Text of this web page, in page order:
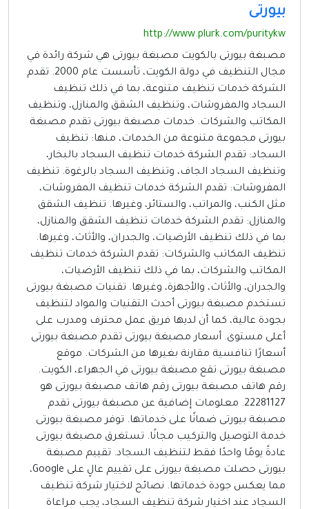
بيورتى
http://www.plurk.com/puritykw
مصبغة بيورتى بالكويت مصبغة بيورتى هي شركة رائدة في
مجال التنظيف في دولة الكويت، تأسست عام 2000. تقدم
الشركة خدمات تنظيف متنوعة، بما في ذلك تنظيف
السجاد والمفروشات، وتنظيف الشقق والمنازل، وتنظيف
المكاتب والشركات. خدمات مصبغة بيورتى تقدم مصبغة
بيورتى مجموعة متنوعة من الخدمات، منها: تنظيف
السجاد: تقدم الشركة خدمات تنظيف السجاد بالبخار،
وتنظيف السجاد الجاف، وتنظيف السجاد بالرغوة. تنظيف
المفروشات: تقدم الشركة خدمات تنظيف المفروشات،
مثل الكنب، والمراتب، والستائر، وغيرها. تنظيف الشقق
والمنازل: تقدم الشركة خدمات تنظيف الشقق والمنازل،
بما في ذلك تنظيف الأرضيات، والجدران، والأثاث، وغيرها.
تنظيف المكاتب والشركات: تقدم الشركة خدمات تنظيف
المكاتب والشركات، بما في ذلك تنظيف الأرضيات،
والجدران، والأثاث، والأجهزة، وغيرها. تقنيات مصبغة بيورتى
تستخدم مصبغة بيورتى أحدث التقنيات والمواد لتنظيف
بجودة عالية، كما أن لديها فريق عمل محترف ومدرب على
أعلى مستوى. أسعار مصبغة بيورتى تقدم مصبغة بيورتى
أسعارًا تنافسية مقارنة بغيرها من الشركات. موقع
مصبغة بيورتى تقع مصبغة بيورتى في الجهراء، الكويت.
رقم هاتف مصبغة بيورتى رقم هاتف مصبغة بيورتى هو
22281127. معلومات إضافية عن مصبغة بيورتى تقدم
مصبغة بيورتى ضمانًا على خدماتها. توفر مصبغة بيورتى
خدمة التوصيل والتركيب مجانًا. تستغرق مصبغة بيورتى
عادةً يومًا واحدًا فقط لتنظيف السجاد. تقييم مصبغة
بيورتى حصلت مصبغة بيورتى على تقييم عالٍ على Google،
مما يعكس جودة خدماتها. نصائح لاختيار شركة تنظيف
السجاد عند اختيار شركة تنظيف السجاد، يجب مراعاة